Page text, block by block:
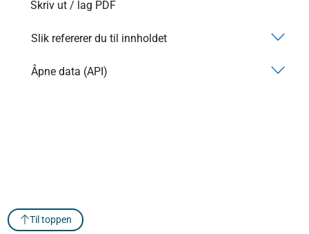
Skriv ut / lag PDF
Slik refererer du til innholdet
Åpne data (API)
Til toppen